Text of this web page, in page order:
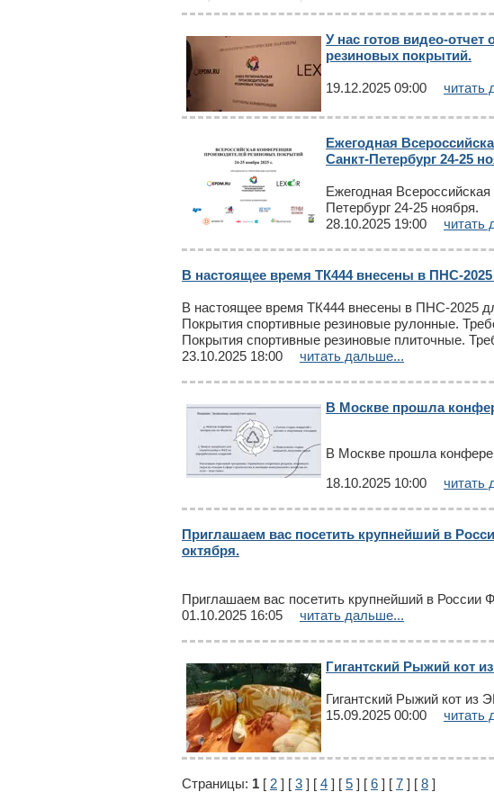
У нас готов видео-
резиновых покрытий.
19.12.2025 09:00 читать
Ежегодная
Санкт-Петербург 24-25
Ежегодная
Петербург 24-25 ноября.
28.10.2025 19:00
читать
В настоящее время ТК444 внесены в ПНС-
В настоящее время ТК444 внесены в ПНС-2025
Покрытия спортивные резиновые рулонные.
Покрытия спортивные резиновые плиточные.
23.10.2025 18:00
читать дальше...
В Москве прошла
В Москве прошла
18.10.2025 10:00
читать
Приглашаем вас посетить крупнейший в
октября.
Приглашаем вас посетить крупнейший в России
01.10.2025 16:05
читать дальше...
Гигантский Рыжий кот
Гигантский Рыжий кот из
15.09.2025 00:00
читать
Страницы: 1 [ 2 ] [ 3 ] [ 4 ] [ 5 ] [ 6 ] [ 7 ] [ 8 ]